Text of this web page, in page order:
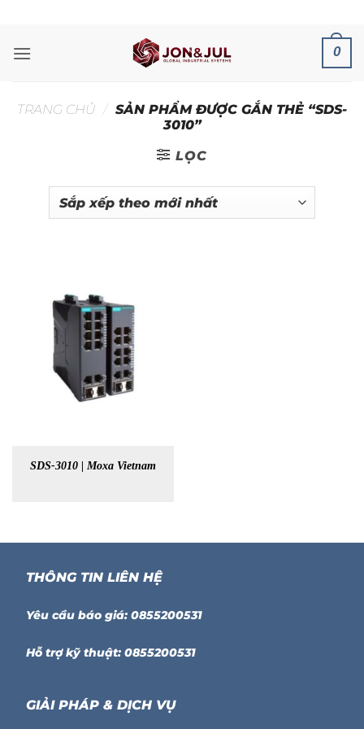
nội
0
TRANG CHỦ / SẢN PHẨM ĐƯỢC GẮN THẺ “SDS-
3010”
LỌC
SDS-3010 | Moxa Vietnam
THÔNG TIN LIÊN HỆ
Yêu cầu báo giá: 0855200531
Hỗ trợ kỹ thuật: 0855200531
GIẢI PHÁP & DỊCH VỤ